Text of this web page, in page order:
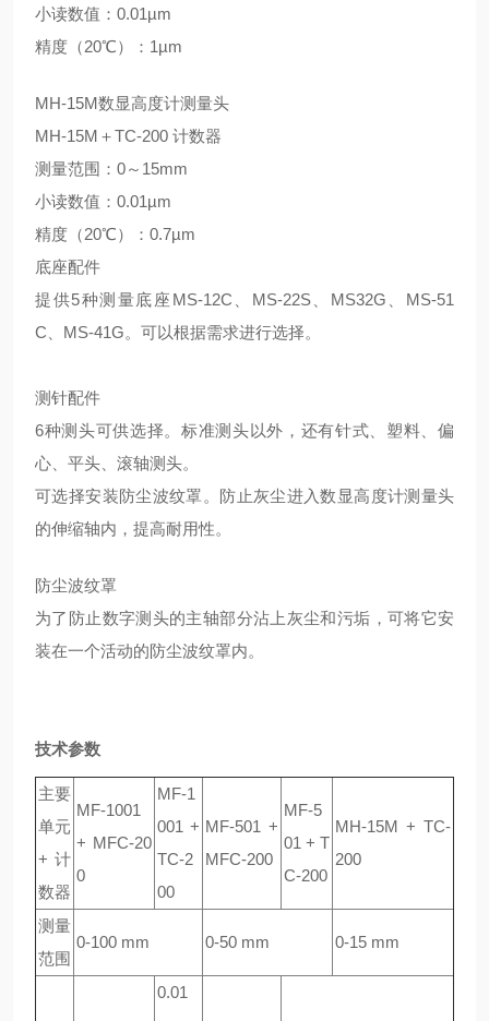
小读数值：0.01µm
精度（20℃）：1µm
MH-15M数显高度计测量头
MH-15M＋TC-200 计数器
测量范围：0～15mm
小读数值：0.01µm
精度（20℃）：0.7µm
底座配件
提供5种测量底座MS-12C、MS-22S、MS32G、MS-51
C、MS-41G。可以根据需求进行选择。
测针配件
6种测头可供选择。标准测头以外，还有针式、塑料、偏
心、平头、滚轴测头。
可选择安装防尘波纹罩。防止灰尘进入数显高度计测量头
的伸缩轴内，提高耐用性。
防尘波纹罩
为了防止数字测头的主轴部分沾上灰尘和污垢，可将它安
装在一个活动的防尘波纹罩内。
技术参数
主要
单元
+ 计
数器
MF-1001
+ MFC-20
0
MF-1
001 +
TC-2
00
MF-501 +
MFC-200
MF-5
01 + T
C-200
MH-15M + TC-
200
测量
范围
0-100 mm 0-50 mm 0-15 mm
0.01